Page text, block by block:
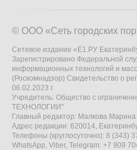
© ООО «Сеть городских
Сетевое издание «Е1.РУ
Зарегистрировано Федеральной
информационных технологий и
(Роскомнадзор) Свидетельство о
06.02.2023 г.
Учредитель: Общество с
ТЕХНОЛОГИИ"
Главный редактор: Малкова
Адрес редакции: 620014,
Телефоны (круглосуточно): 8 (343)
WhatsApp, Viber, Telegram: +7 909